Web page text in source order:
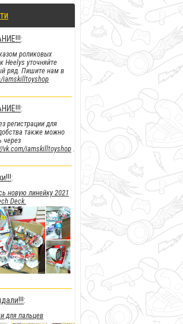
:
роликовых
Heelys уточняйте
ряд. Пишите нам в
iamskilltoyshop
:
регистрации для
также можно
через
vk.com/iamskilltoyshop
:
новую линейку 2021
Deck.
:
для пальцев